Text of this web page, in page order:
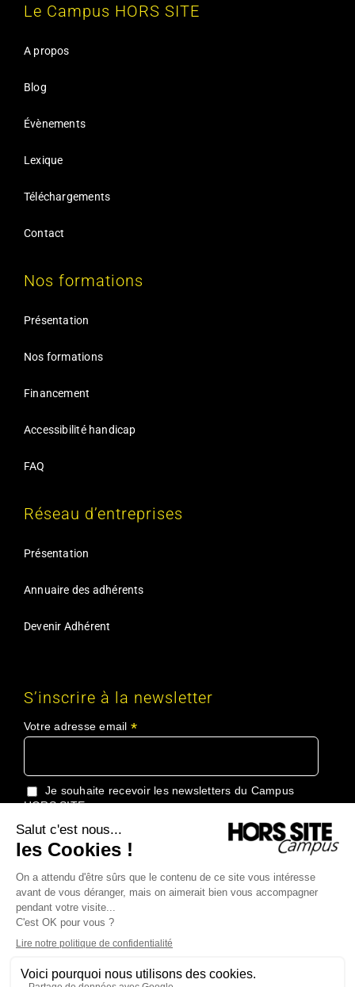
Le Campus HORS SITE
A propos
Blog
Évènements
Lexique
Téléchargements
Contact
Nos formations
Présentation
Nos formations
Financement
Accessibilité handicap
FAQ
Réseau d’entreprises
Présentation
Annuaire des adhérents
Devenir Adhérent
S’inscrire à la newsletter
Votre adresse email *
Je souhaite recevoir les newsletters du Campus
HORS SITE
J'accepte de recevoir les informations du Groupe
HORS SITE